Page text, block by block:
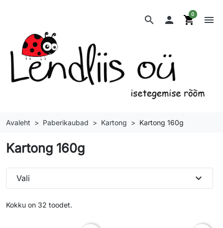
search  shopping_cart
0 menu
Avaleht Paberikaubad Kartong Kartong 160g
Kartong 160g
Kokku on 32 toodet.
Vali expand_more